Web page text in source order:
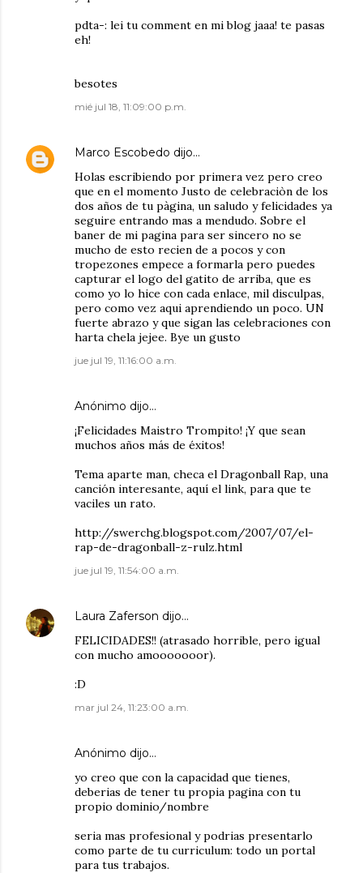
pdta-: lei tu comment en mi blog jaaa! te pasas
eh!
besotes
mié jul 18, 11:09:00 p.m.
Marco Escobedo dijo…
Holas escribiendo por primera vez pero creo
que en el momento Justo de celebraciòn de los
dos años de tu pàgina, un saludo y felicidades ya
seguire entrando mas a mendudo. Sobre el
baner de mi pagina para ser sincero no se
mucho de esto recien de a pocos y con
tropezones empece a formarla pero puedes
capturar el logo del gatito de arriba, que es
como yo lo hice con cada enlace, mil disculpas,
pero como vez aqui aprendiendo un poco. UN
fuerte abrazo y que sigan las celebraciones con
harta chela jejee. Bye un gusto
jue jul 19, 11:16:00 a.m.
Anónimo dijo…
¡Felicidades Maistro Trompito! ¡Y que sean
muchos años más de éxitos!
Tema aparte man, checa el Dragonball Rap, una
canción interesante, aquí el link, para que te
vaciles un rato.
http://swerchg.blogspot.com/2007/07/el-
rap-de-dragonball-z-rulz.html
jue jul 19, 11:54:00 a.m.
Laura Zaferson dijo…
FELICIDADES!! (atrasado horrible, pero igual
con mucho amooooooor).
:D
mar jul 24, 11:23:00 a.m.
Anónimo dijo…
yo creo que con la capacidad que tienes,
deberias de tener tu propia pagina con tu
propio dominio/nombre
seria mas profesional y podrias presentarlo
como parte de tu curriculum: todo un portal
para tus trabajos.